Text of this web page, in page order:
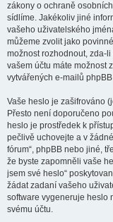
zákony o ochraně
sídlíme. Jakékoliv jiné
vašeho uživatelského
můžeme zvolit jako
možnost rozhodnout, zda-
vašem účtu máte možnost
vytvářených e-mailů
Vaše heslo je zašifrováno
Přesto není doporučeno
heslo je prostředek k
pečlivě uchovejte a v
fórum“, phpBB nebo jiné,
že byste zapomněli vaše
jsem své heslo“
žádat zadaní vašeho
software vygeneruje heslo
svému účtu.